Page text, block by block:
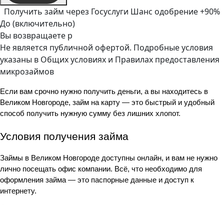
Получить займ через Госуслуги Шанс одобрение +90%
До (включительно)
Вы возвращаете р
Не является публичной офертой. Подробные условия
указаны в Общих условиях и Правилах предоставления
микрозаймов
Если вам срочно нужно получить деньги, а вы находитесь в
Великом Новгороде, займ на карту — это быстрый и удобный
способ получить нужную сумму без лишних хлопот.
Условия получения займа
Займы в Великом Новгороде доступны онлайн, и вам не нужно
лично посещать офис компании. Всё, что необходимо для
оформления займа — это паспорные данные и доступ к
интернету.